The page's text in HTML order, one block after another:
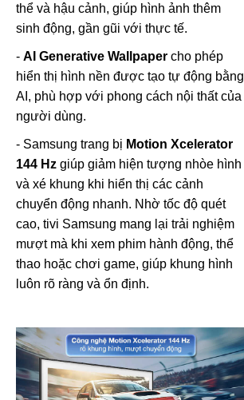
thể và hậu cảnh, giúp hình ảnh thêm
sinh động, gần gũi với thực tế.
- AI Generative Wallpaper cho phép
hiển thị hình nền được tạo tự động bằng
AI, phù hợp với phong cách nội thất của
người dùng.
- Samsung trang bị Motion Xcelerator
144 Hz giúp giảm hiện tượng nhòe hình
và xé khung khi hiển thị các cảnh
chuyển động nhanh. Nhờ tốc độ quét
cao, tivi Samsung mang lại trải nghiệm
mượt mà khi xem phim hành động, thể
thao hoặc chơi game, giúp khung hình
luôn rõ ràng và ổn định.